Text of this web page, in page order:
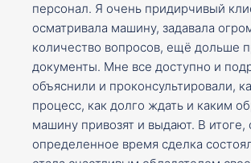
персонал. Я очень придирчивый
осматривала машину, задавала
количество вопросов, ещё дольше
документы. Мне все доступно и
объяснили и проконсультировали,
процесс, как долго ждать и каким
машину привозят и выдают. В итоге,
определенное время сделка